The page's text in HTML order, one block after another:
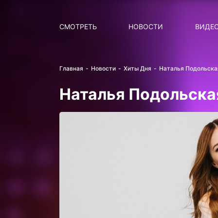
СМОТРЕТЬ НОВОСТИ
Главная Новости Хиты Дня Наталья
Наталья